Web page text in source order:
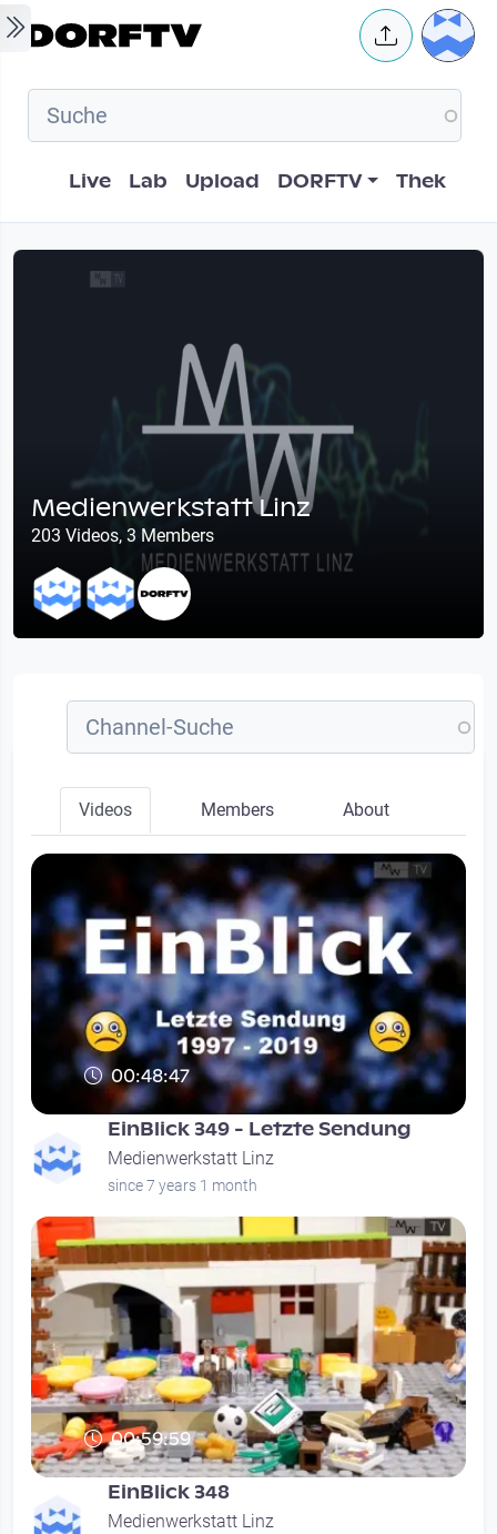
Skip to main content User
Hauptnavigation
Live Lab Upload DORFTV Thek
Medienwerkstatt Linz
203 Videos, 3 Members
Videos Members About
00:48:47
EinBlick 349 - Letzte Sendung
Medienwerkstatt Linz
since 7 years 1 month
00:59:59
EinBlick 348
Medienwerkstatt Linz